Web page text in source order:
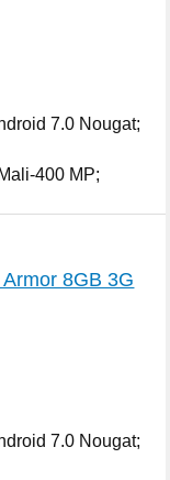
7.0 Nougat;
400 MP;
8GB 3G
7.0 Nougat;